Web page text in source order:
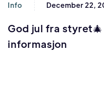
Info December 22,
God jul fra
informasjon